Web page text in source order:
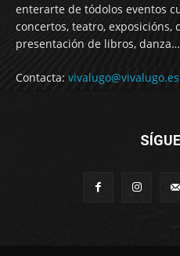
enterarte de tódolos eventos
concertos, teatro, exposicións,
presentación de libros, danza…
Contacta: vivalugo@vivalugo.es